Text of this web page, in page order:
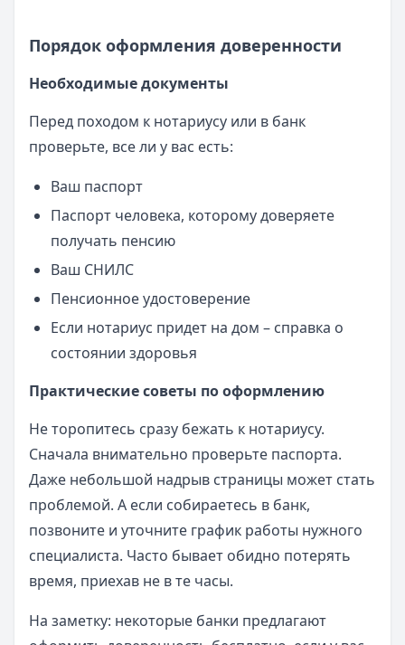
Порядок оформления доверенности
Необходимые документы
Перед походом к нотариусу или в банк
проверьте, все ли у вас есть:
Ваш паспорт
Паспорт человека, которому доверяете
получать пенсию
Ваш СНИЛС
Пенсионное удостоверение
Если нотариус придет на дом – справка о
состоянии здоровья
Практические советы по оформлению
Не торопитесь сразу бежать к нотариусу.
Сначала внимательно проверьте паспорта.
Даже небольшой надрыв страницы может стать
проблемой. А если собираетесь в банк,
позвоните и уточните график работы нужного
специалиста. Часто бывает обидно потерять
время, приехав не в те часы.
На заметку: некоторые банки предлагают